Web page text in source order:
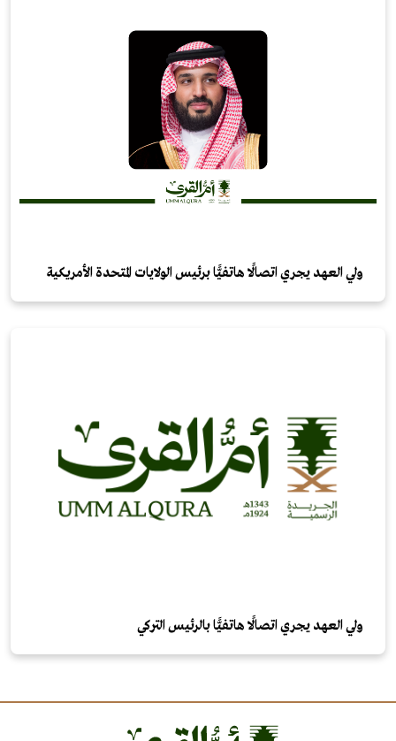
ولي العهد يجري اتصالًا هاتفيًّا برئيس الولايات المتحدة الأمريكية
ولي العهد يجري اتصالًا هاتفيًّا بالرئيس التركي